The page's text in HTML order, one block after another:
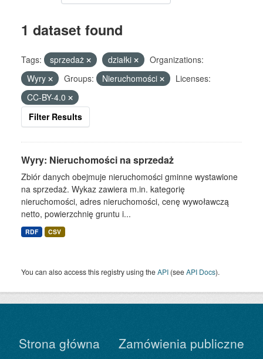
1 dataset found
Tags: sprzedaż działki
Organizations:
Wyry
Groups: Nieruchomości
Licenses:
CC-BY-4.0
Filter Results
Wyry: Nieruchomości na sprzedaż
Zbiór danych obejmuje nieruchomości gminne wystawione
na sprzedaż. Wykaz zawiera m.in. kategorię
nieruchomości, adres nieruchomości, cenę wywoławczą
netto, powierzchnię gruntu i...
RDF CSV
You can also access this registry using theAPI (seeAPI Docs).
Strona główna Zamówienia publiczne